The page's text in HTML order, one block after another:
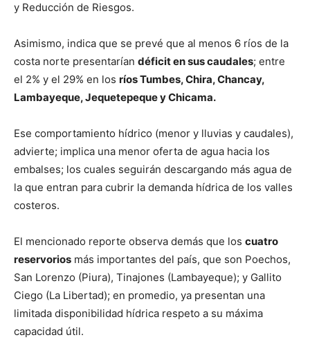
y Reducción de Riesgos.
Asimismo, indica que se prevé que al menos 6 ríos de la
costa norte presentarían déficit en sus caudales; entre
el 2% y el 29% en los ríos Tumbes, Chira, Chancay,
Lambayeque, Jequetepeque y Chicama.
Ese comportamiento hídrico (menor y lluvias y caudales),
advierte; implica una menor oferta de agua hacia los
embalses; los cuales seguirán descargando más agua de
la que entran para cubrir la demanda hídrica de los valles
costeros.
El mencionado reporte observa demás que los cuatro
reservorios más importantes del país, que son Poechos,
San Lorenzo (Piura), Tinajones (Lambayeque); y Gallito
Ciego (La Libertad); en promedio, ya presentan una
limitada disponibilidad hídrica respeto a su máxima
capacidad útil.